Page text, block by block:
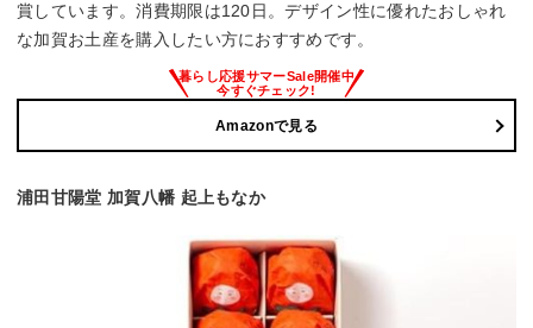
賞しています。消費期限は120日。デザイン性に優れたおしゃれ
な加賀お土産を購入したい方におすすめです。
Amazonで見る
浦田甘陽堂 加賀八幡 起上もなか